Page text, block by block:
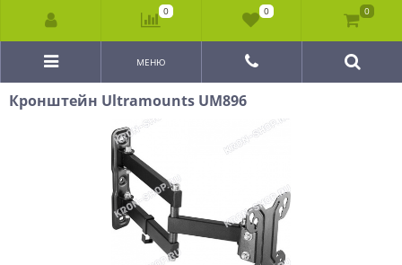
МЕНЮ
Кронштейн Ultramounts UM896
0 0 0